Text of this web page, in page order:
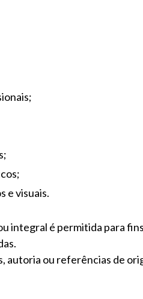
e visuais.
integral é permitida para
autoria ou referências de